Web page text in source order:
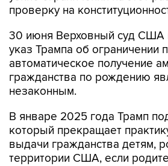
30 июня Верховный суд США
автоматическое получение
гражданства по рождению
незаконным.
В январе 2025 года Трамп
выдачи гражданства детям,
территории США, если
стране нелегально или по
визам.